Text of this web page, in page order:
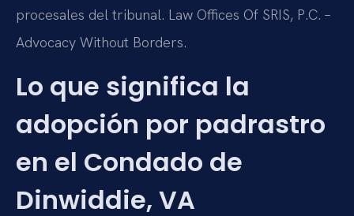
procesales del tribunal. Law Offices Of SRIS, P.C. –
Advocacy Without Borders.
Lo que significa la
adopción por padrastro
en el Condado de
Dinwiddie, VA